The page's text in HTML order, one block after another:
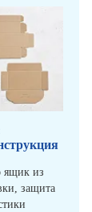
ящик из
защита